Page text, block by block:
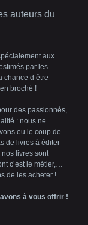
auteurs du
aux
par les
d’être
broché !
des passionnés,
: nous ne
eu le coup de
de livres à éditer
nos livres sont
c’est le métier,…
de les acheter !
à vous offrir !